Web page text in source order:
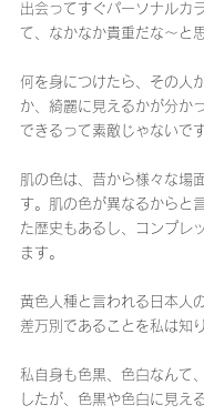
出会ってすぐパーソナルカ
て、なかなか貴重だな〜と
何を身につけたら、その人
か、綺麗に見えるかが分か
できるって素敵じゃないで
肌の色は、昔から様々な場
す。肌の色が異なるからと
た歴史もあるし、コンプレ
ます。
黄色人種と言われる日本人
差万別であることを私は知
私自身も色黒、色白なんて
したが、色黒や色白に見え